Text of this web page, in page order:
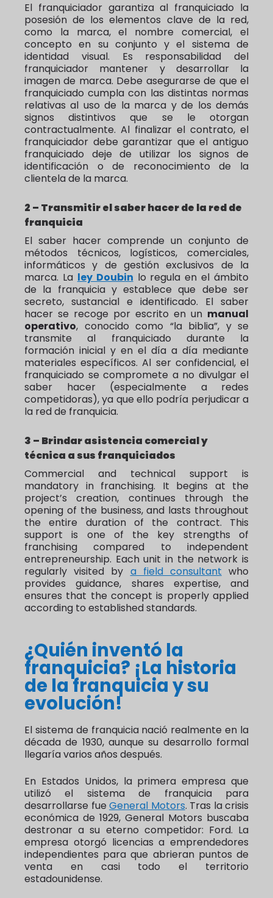
El franquiciador garantiza al franquiciado la
posesión de los elementos clave de la red,
como la marca, el nombre comercial, el
concepto en su conjunto y el sistema de
identidad visual. Es responsabilidad del
franquiciador mantener y desarrollar la
imagen de marca. Debe asegurarse de que el
franquiciado cumpla con las distintas normas
relativas al uso de la marca y de los demás
signos distintivos que se le otorgan
contractualmente. Al finalizar el contrato, el
franquiciador debe garantizar que el antiguo
franquiciado deje de utilizar los signos de
identificación o de reconocimiento de la
clientela de la marca.
2 – Transmitir el saber hacer de la red de
franquicia
El saber hacer comprende un conjunto de
métodos técnicos, logísticos, comerciales,
informáticos y de gestión exclusivos de la
marca. La ley Doubin lo regula en el ámbito
de la franquicia y establece que debe ser
secreto, sustancial e identificado. El saber
hacer se recoge por escrito en un manual
operativo, conocido como “la biblia”, y se
transmite al franquiciado durante la
formación inicial y en el día a día mediante
materiales específicos. Al ser confidencial, el
franquiciado se compromete a no divulgar el
saber hacer (especialmente a redes
competidoras), ya que ello podría perjudicar a
la red de franquicia.
3 – Brindar asistencia comercial y
técnica a sus franquiciados
Commercial and technical support is
mandatory in franchising. It begins at the
project’s creation, continues through the
opening of the business, and lasts throughout
the entire duration of the contract. This
support is one of the key strengths of
franchising compared to independent
entrepreneurship. Each unit in the network is
regularly visited by a field consultant who
provides guidance, shares expertise, and
ensures that the concept is properly applied
according to established standards.
¿Quién inventó la
franquicia? ¡La historia
de la franquicia y su
evolución!
El sistema de franquicia nació realmente en la
década de 1930, aunque su desarrollo formal
llegaría varios años después.
En Estados Unidos, la primera empresa que
utilizó el sistema de franquicia para
desarrollarse fue General Motors. Tras la crisis
económica de 1929, General Motors buscaba
destronar a su eterno competidor: Ford. La
empresa otorgó licencias a emprendedores
independientes para que abrieran puntos de
venta en casi todo el territorio
estadounidense.